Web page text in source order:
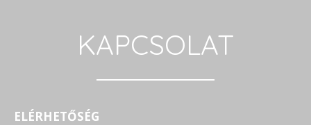
KAPCSOLAT
ELÉRHETŐSÉG